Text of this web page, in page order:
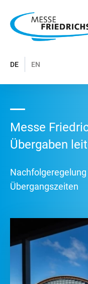
DE EN
Messe
Übergaben
Übergangszeiten